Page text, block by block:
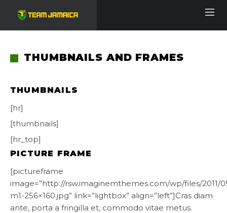
THUMBNAILS AND FRAMES
THUMBNAILS
[hr]
[thumbnails]
[hr_top]
PICTURE FRAME
[pictureframe
image=”http://rsw.imaginemthemes.com/wp/files/2011/
m1-256×160.jpg” link=”lightbox” align=”left”]Cras diam
ante, porta a fringilla et, commodo vitae metus.